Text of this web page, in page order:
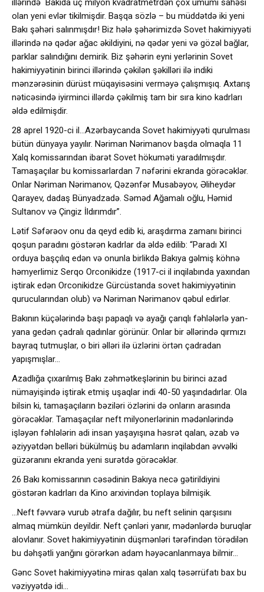
illərində Bakıda üç milyon kvadratmetrdən çox ümumi sahəsi
olan yeni evlər tikilmişdir. Başqa sözlə – bu müddətdə iki yeni
Bakı şəhəri salınmışdır! Biz hələ şəhərimizdə Sovet hakimiyyəti
illərində nə qədər ağac əkildiyini, nə qədər yeni və gözəl bağlar,
parklar salındığını demirik. Biz şəhərin eyni yerlərinin Sovet
hakimiyyətinin birinci illərində çəkilən şəkilləri ilə indiki
mənzərəsinin dürüst müqayisəsini verməyə çalışmışıq. Axtarış
nəticəsində iyirminci illərdə çəkilmiş tam bir sıra kino kadrları
əldə edilmişdir.
28 aprel 1920-ci il…Azərbaycanda Sovet hakimiyyəti qurulması
bütün dünyaya yayılır. Nəriman Nərimanov başda olmaqla 11
Xalq komissarından ibarət Sovet hökuməti yaradılmışdır.
Tamaşaçılar bu komissarlardan 7 nəfərini ekranda görəcəklər.
Onlar Nəriman Nərimanov, Qəzənfər Musabəyov, Əliheydər
Qarayev, dadaş Bünyadzadə. Səməd Ağamalı oğlu, Həmid
Sultanov və Çingiz İldırımdır”.
Lətif Səfərəov onu da qeyd edib ki, araşdırma zamanı birinci
qoşun paradını göstərən kadrlar da əldə edilib: “Paradı XI
orduya başçılıq edən və onunla birlikdə Bakıya gəlmiş köhnə
həmyerlimiz Serqo Orconikidze (1917-ci il inqilabında yaxından
iştirak edən Orconikidze Gürcüstanda sovet hakimiyyətinin
qurucularından olub) və Nəriman Nərimanov qəbul edirlər.
Bakının küçələrində başı papaqlı və ayağı çarıqlı fəhlələrlə yan-
yana gedən çadralı qadınlar görünür. Onlar bir əllərində qırmızı
bayraq tutmuşlar, o biri əlləri ilə üzlərini örtən çadradan
yapışmışlar…
Azadlığa çıxarılmış Bakı zəhmətkeşlərinin bu birinci azad
nümayişində iştirak etmiş uşaqlar indi 40-50 yaşındadırlar. Ola
bilsin ki, tamaşaçıların bəziləri özlərini də onların arasında
görəcəklər. Tamaşaçılar neft milyonerlərinin mədənlərində
işləyən fəhlələrin adi insan yaşayışına həsrət qalan, əzab və
əziyyətdən belləri bükülmüş bu adamların inqilabdan əvvəlki
güzəranını ekranda yeni surətdə görəcəklər.
26 Bakı komissarının cəsədinin Bakıya necə gətirildiyini
göstərən kadrları da Kino arxivindən toplaya bilmişik.
…Neft fəvvarə vurub ətrafa dağılır, bu neft selinin qarşısını
almaq mümkün deyildir. Neft çənləri yanır, mədənlərdə buruqlar
alovlanır. Sovet hakimiyyətinin düşmənləri tərəfindən törədilən
bu dəhşətli yanğını görərkən adam həyəcanlanmaya bilmir…
Gənc Sovet hakimiyyətinə miras qalan xalq təsərrüfatı bax bu
vəziyyətdə idi…